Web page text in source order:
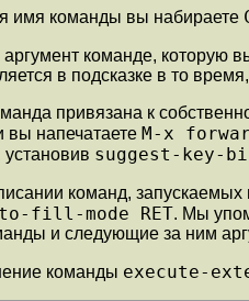
имя команды вы набираете
аргумент команде, которую
в подсказке в то
привязана к
вы напечатаете M-x
suggest-key-
команд,
fill-mode RET. Мы
и следующие за ним
команды execute-